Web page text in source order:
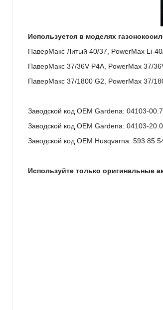
Используется в моделях
ПаверМакс Литый 40/37, PowerMax Li-
ПаверМакс 37/36V P4A, PowerMax 37/
ПаверМакс 37/1800 G2, PowerMax 37/
Заводской код OEM Gardena: 04103-
Заводской код OEM Gardena: 04103-
Заводской код OEM Husqvarna: 593 85
Используйте только оригинальные